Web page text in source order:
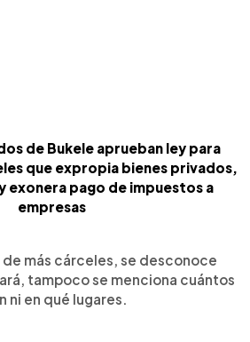
de Bukele aprueban ley para
que expropia bienes privados,
exonera pago de impuestos a
empresas
más cárceles, se desconoce
tampoco se menciona cuántos
ni en qué lugares.